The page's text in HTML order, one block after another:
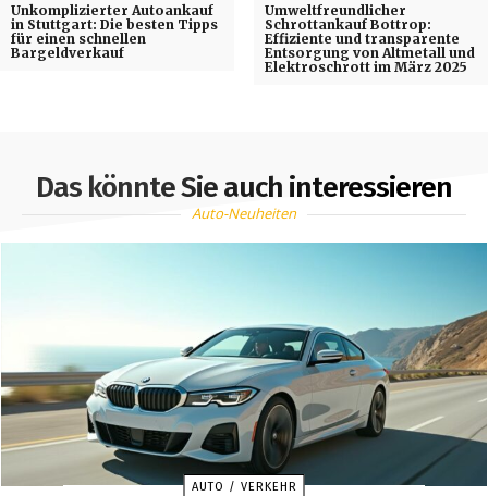
Unkomplizierter Autoankauf
in Stuttgart: Die besten Tipps
für einen schnellen
Bargeldverkauf
Umweltfreundlicher
Schrottankauf Bottrop:
Effiziente und transparente
Entsorgung von Altmetall und
Elektroschrott im März 2025
Das könnte Sie auch interessieren
Auto-Neuheiten
AUTO / VERKEHR